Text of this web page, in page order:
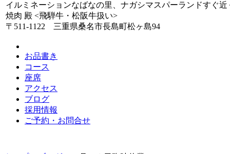
イルミネーションなばなの里、ナガシマスパーランドすぐ近
焼肉 殿 <飛騨牛・松阪牛扱い>
〒511-1122 三重県桑名市長島町松ヶ島94
お品書き
コース
座席
アクセス
ブログ
採用情報
ご予約・お問合せ